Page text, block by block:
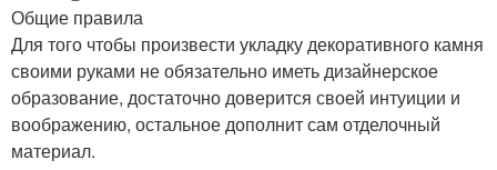
Общие правила
Для того чтобы произвести укладку декоративного камня
своими руками не обязательно иметь дизайнерское
образование, достаточно доверится своей интуиции и
воображению, остальное дополнит сам отделочный
материал.